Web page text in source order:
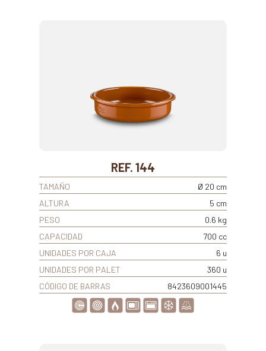
REF. 144
TAMAÑO
Ø 20 cm
ALTURA
5 cm
PESO
0.6 kg
CAPACIDAD
700 cc
UNIDADES POR CAJA
6 u
UNIDADES POR PALET
360 u
CÓDIGO DE BARRAS
8423609001445